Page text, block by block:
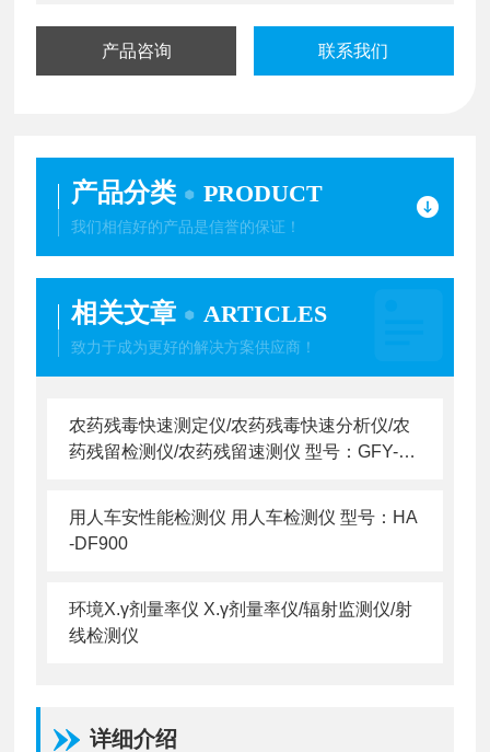
产品咨询 联系我们
产品分类 PRODUCT
我们相信好的产品是信誉的保证！
相关文章 ARTICLES
致力于成为更好的解决方案供应商！
农药残毒快速测定仪/农药残毒快速分析仪/农
药残留检测仪/农药残留速测仪 型号：GFY-N
用人车安性能检测仪 用人车检测仪 型号：HA
-DF900
环境X.γ剂量率仪 X.γ剂量率仪/辐射监测仪/射
线检测仪
详细介绍